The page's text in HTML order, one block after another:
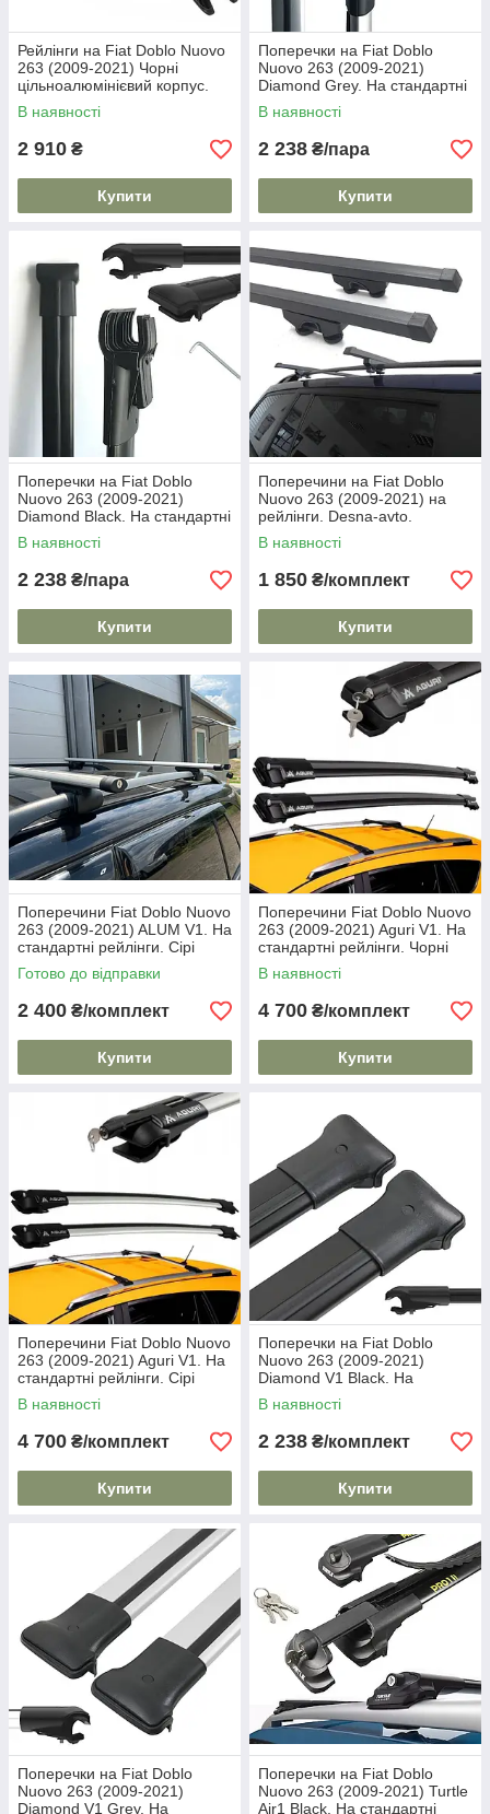
Рейлінги на Fiat Doblo Nuovo
263 (2009-2021) Чорні
цільноалюмінієвий корпус.
На 80 кг. Дуги на дах. Модель
Skyport/
В наявності
2 910 ₴
Купити
Поперечки на Fiat Doblo
Nuovo 263 (2009-2021)
Diamond Grey. На стандартні
рейлінги. Сірі
В наявності
2 238 ₴/пара
Купити
Поперечки на Fiat Doblo
Nuovo 263 (2009-2021)
Diamond Black. На стандартні
рейлінги. Чорні
В наявності
2 238 ₴/пара
Купити
Поперечини на Fiat Doblo
Nuovo 263 (2009-2021) на
рейлінги. Desna-avto.
Багажник на дах.
В наявності
1 850 ₴/комплект
Купити
Поперечини Fiat Doblo Nuovo
263 (2009-2021) ALUM V1. На
стандартні рейлінги. Сірі
Готово до відправки
2 400 ₴/комплект
Купити
Поперечини Fiat Doblo Nuovo
263 (2009-2021) Aguri V1. На
стандартні рейлінги. Чорні
В наявності
4 700 ₴/комплект
Купити
Поперечини Fiat Doblo Nuovo
263 (2009-2021) Aguri V1. На
стандартні рейлінги. Сірі
В наявності
4 700 ₴/комплект
Купити
Поперечки на Fiat Doblo
Nuovo 263 (2009-2021)
Diamond V1 Black. На
стандартні рейлінги. Без
замка. Чорні
В наявності
2 238 ₴/комплект
Купити
Поперечки на Fiat Doblo
Nuovo 263 (2009-2021)
Diamond V1 Grey. На
Поперечки на Fiat Doblo
Nuovo 263 (2009-2021) Turtle
Air1 Black. На стандартні